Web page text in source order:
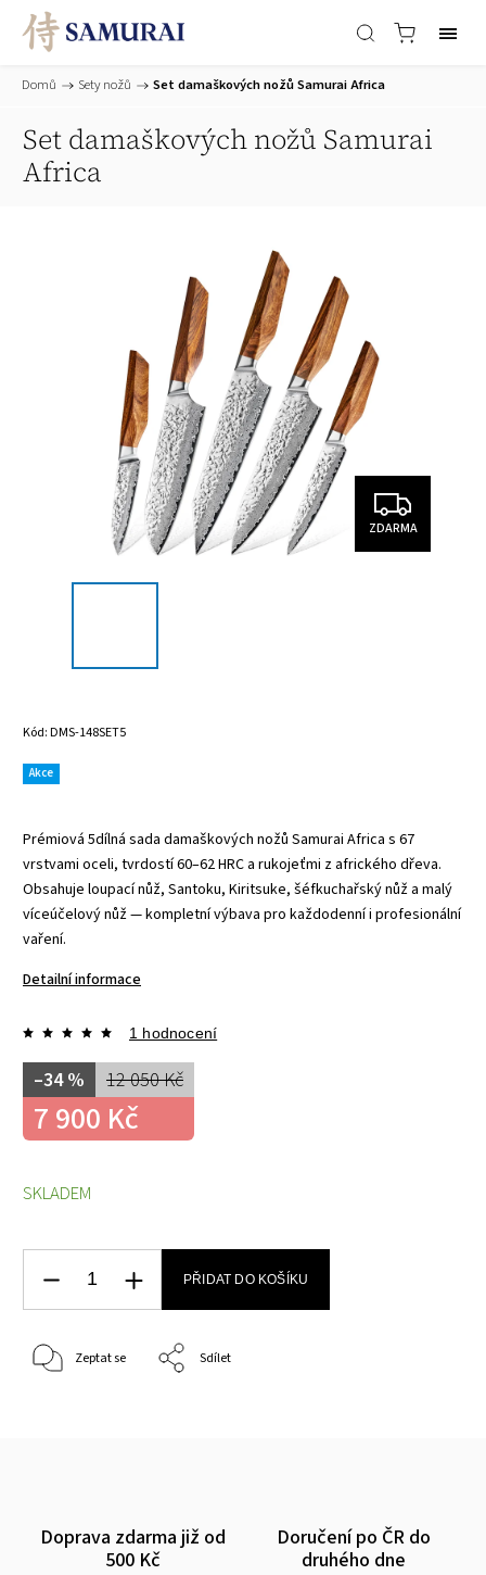
Domů / Sety nožů / Set damaškových nožů Samurai Africa
Set damaškových nožů Samurai
Africa
ZDARMA
Kód:DMS-148SET5
Akce
Prémiová 5dílná sada damaškových nožů Samurai Africa s 67
vrstvami oceli, tvrdostí 60–62 HRC a rukojeťmi z afrického dřeva.
Obsahuje loupací nůž, Santoku, Kiritsuke, šéfkuchařský nůž a malý
víceúčelový nůž — kompletní výbava pro každodenní i profesionální
vaření.
Detailní informace
1 hodnocení
12 050 Kč
–34 %
7 900 Kč
SKLADEM
PŘIDAT DO KOŠÍKU
Zeptat se Sdílet
Doprava zdarma již od
500 Kč
Doručení po ČR do
druhého dne